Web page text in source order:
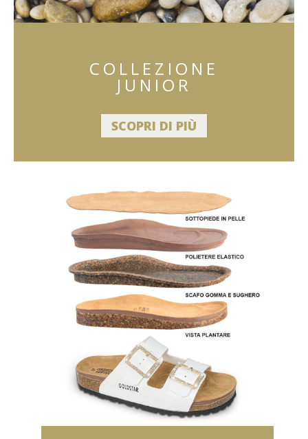
COLLEZIONE
JUNIOR
SCOPRI DI PIÙ